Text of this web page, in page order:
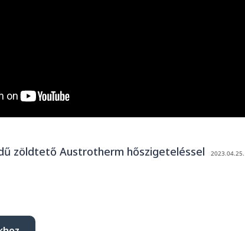
zöldtető Austrotherm hőszigeteléssel 2023.04.25.